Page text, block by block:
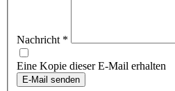
Nachricht *
Eine Kopie dieser E-Mail erhalten
E-Mail senden